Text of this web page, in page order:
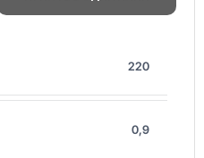
220
0,9